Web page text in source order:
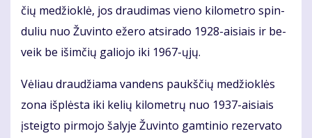
čių me­džiok­lė, jos drau­di­mas vie­no ki­lo­met­ro spin­
du­liu nuo Žu­vin­to eže­ro at­si­ra­do 1928-ai­siais ir be­
veik be iš­im­čių ga­lio­jo iki 1967-ųjų.
Vė­liau drau­džia­ma van­dens paukš­čių me­džiok­lės
zo­na iš­plės­ta iki ke­lių ki­lo­met­rų nuo 1937-ai­siais
įsteig­to pir­mo­jo ša­ly­je Žu­vin­to gam­ti­nio re­zer­va­to